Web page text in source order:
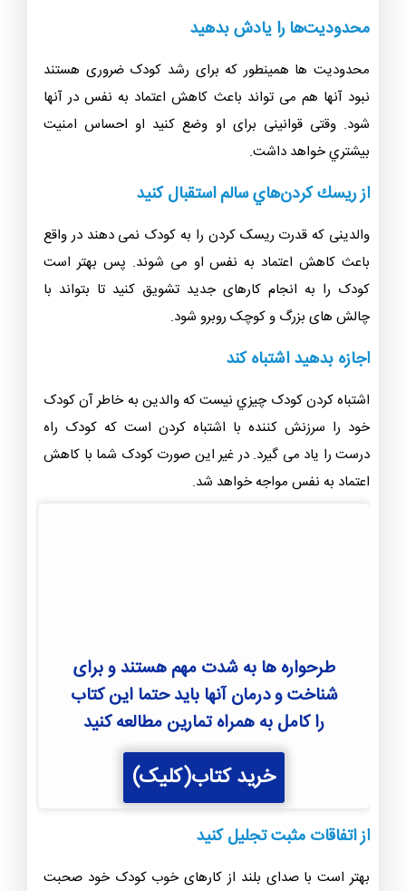
محدوديت‌ها را يادش بدهيد
محدودیت ها همینطور که برای رشد کودک ضروری هستند
نبود آنها هم می تواند باعث کاهش اعتماد به نفس در آنها
شود. وقتی قوانینی برای او وضع کنید او احساس امنيت
بيشتري خواهد داشت.
از ريسك كردن‌هاي سالم استقبال كنيد
والدینی که قدرت ریسک کردن را به کودک نمی دهند در واقع
باعث کاهش اعتماد به نفس او می شوند. پس بهتر است
کودک را به انجام کارهای جدید تشويق کنید تا بتواند با
چالش های بزرگ و کوچک روبرو شود.
اجازه بدهيد اشتباه كند
اشتباه کردن کودک چيزي نیست که والدین به خاطر آن کودک
خود را سرزنش کننده با اشتباه کردن است که کودک راه
درست را یاد می گیرد. در غیر این صورت کودک شما با کاهش
اعتماد به نفس مواجه خواهد شد.
طرحواره ها به شدت مهم هستند و برای
شناخت و درمان آنها باید حتما این کتاب
را کامل به همراه تمارین مطالعه کنید